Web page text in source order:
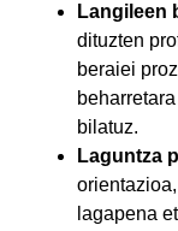
Langileen
dituzten
beraiei
bilatuz.
Laguntza
lagapena